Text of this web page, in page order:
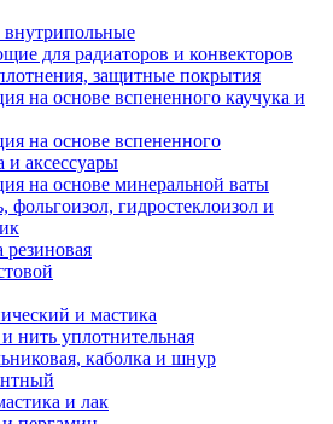
для радиаторов и конвекторов
защитные покрытия
на основе вспененного каучука и
на основе вспененного
и аксессуары
на основе минеральной ваты
фольгоизол, гидростеклоизол и
резиновая
и мастика
нить уплотнительная
каболка и шнур
и лак